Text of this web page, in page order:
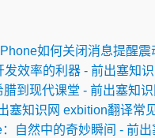
如何关闭消息提醒震
效率的利器 - 前出塞知
到现代课堂 - 前出塞知
塞知识网 exbition翻译常
自然中的奇妙瞬间 - 前